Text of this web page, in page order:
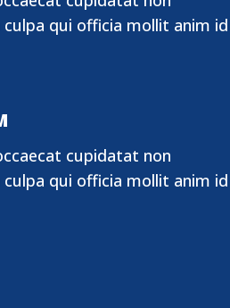
qui officia mollit anim id
cupidatat non
qui officia mollit anim id